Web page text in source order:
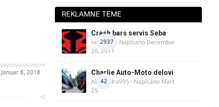
Januar 8, 2018
REKLAMNE TEME
2937
Crash bars servis Seba
seba011 · Napisano Decembar
20, 2011
42
Charlie Auto-Moto delovi
Alexandra995 · Napisano Mart
25